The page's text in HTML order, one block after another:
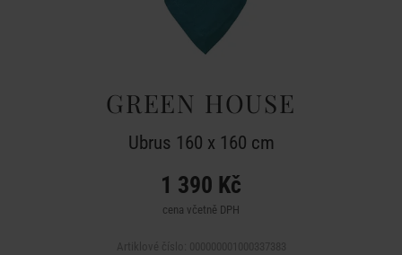
GREEN HOUSE
Ubrus 160 x 160 cm
1 390 Kč
cena včetně DPH